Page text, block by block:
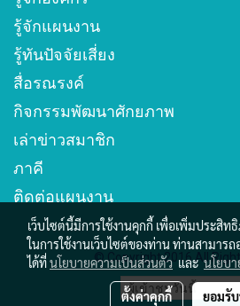
รู้จักแผนงาน
รู้ทันปัจจัยเสี่ยง
สื่อรณรงค์
กิจกรรมพัฒนาศักยภาพ
เล่าข่าวสมาชิก
ภาคี
ติดต่อแผนงาน
© Copyright 2016 All
ผู้เข้าชมวันนี้
เว็บไซต์นี้มีการใช้งานคุกกี้ เพื่อเพิ่มประสิ
ในการใช้งานเว็บไซต์ของท่าน ท่านสามาร
ได้ที่นโยบายความเป็นส่วนตัว และนโยบ
ตั้งค่าคุกกี้ ยอมรั